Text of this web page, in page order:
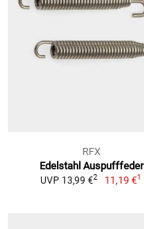
RFX
Edelstahl Auspufffeder
UVP 13,99 €2 11,19 €1